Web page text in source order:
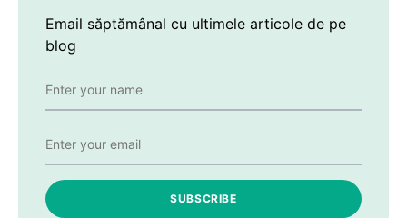
Email săptămânal cu ultimele articole de pe
blog
SUBSCRIBE